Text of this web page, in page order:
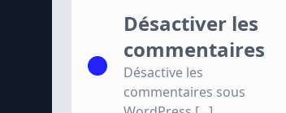
Désactiver les
commentaires
Désactive les
commentaires sous